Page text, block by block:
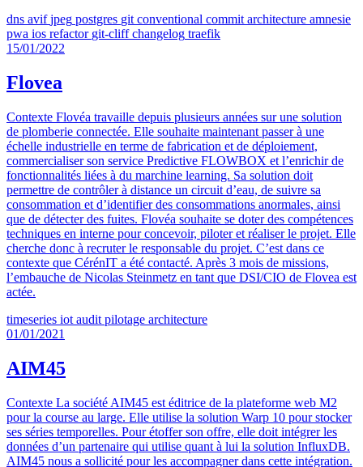
dns avif jpeg postgres git conventional commit architecture amnesie
pwa ios refactor git-cliff changelog traefik
15/01/2022
Flovea
Contexte Flovéa travaille depuis plusieurs années sur une solution
de plomberie connectée. Elle souhaite maintenant passer à une
échelle industrielle en terme de fabrication et de déploiement,
commercialiser son service Predictive FLOWBOX et l’enrichir de
fonctionnalités liées à du marchine learning. Sa solution doit
permettre de contrôler à distance un circuit d’eau, de suivre sa
consommation et d’identifier des consommations anormales, ainsi
que de détecter des fuites. Flovéa souhaite se doter des compétences
techniques en interne pour concevoir, piloter et réaliser le projet. Elle
cherche donc à recruter le responsable du projet. C’est dans ce
contexte que CérénIT a été contacté. Après 3 mois de missions,
l’embauche de Nicolas Steinmetz en tant que DSI/CIO de Flovea est
actée.
timeseries iot audit pilotage architecture
01/01/2021
AIM45
Contexte La société AIM45 est éditrice de la plateforme web M2
pour la course au large. Elle utilise la solution Warp 10 pour stocker
ses séries temporelles. Pour étoffer son offre, elle doit intégrer les
données d’un partenaire qui utilise quant à lui la solution InfluxDB.
AIM45 nous a sollicité pour les accompagner dans cette intégration.